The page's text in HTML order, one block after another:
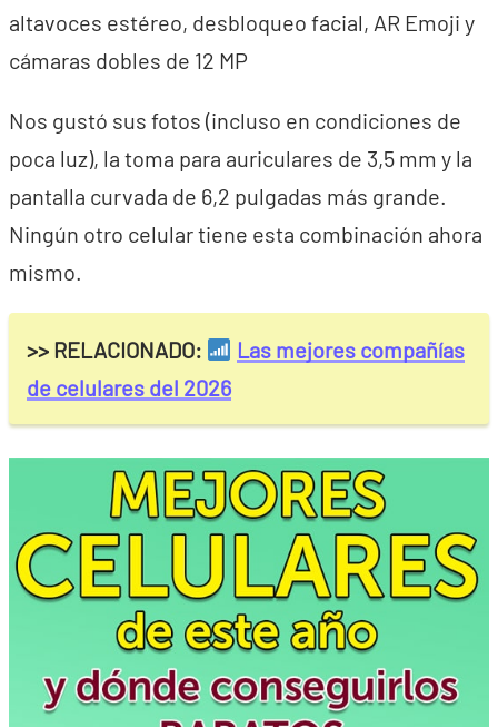
altavoces estéreo, desbloqueo facial, AR Emoji y
cámaras dobles de 12 MP
Nos gustó sus fotos (incluso en condiciones de
poca luz), la toma para auriculares de 3,5 mm y la
pantalla curvada de 6,2 pulgadas más grande.
Ningún otro celular tiene esta combinación ahora
mismo.
>> RELACIONADO:
Las mejores compañías
de celulares del 2026